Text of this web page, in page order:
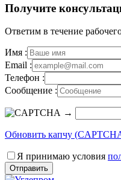
Получите
Ответим в течение
Имя :
Email :
Телефон :
Сообщение :
→
Обновить капчу
Я принимаю условия
Отправить